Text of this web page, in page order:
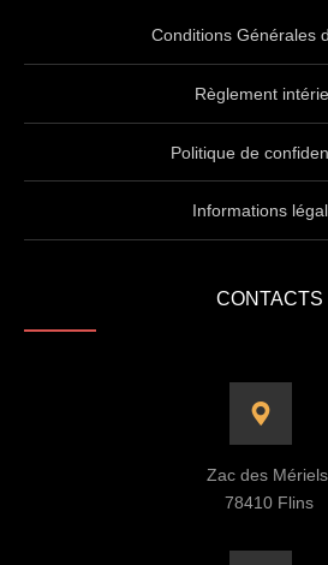
Conditions Générales
Règlement
Politique de
Informations
CONTACTS
Zac des Mériels,
78410 Flins